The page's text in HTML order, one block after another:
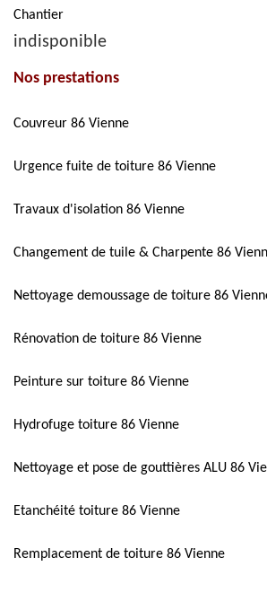
Chantier
indisponible
Nos prestations
Couvreur 86 Vienne
Urgence fuite de toiture 86 Vienne
Travaux d'isolation 86 Vienne
Changement de tuile & Charpente 86
Nettoyage demoussage de toiture 86
Rénovation de toiture 86 Vienne
Peinture sur toiture 86 Vienne
Hydrofuge toiture 86 Vienne
Nettoyage et pose de gouttières ALU 86
Etanchéité toiture 86 Vienne
Remplacement de toiture 86 Vienne